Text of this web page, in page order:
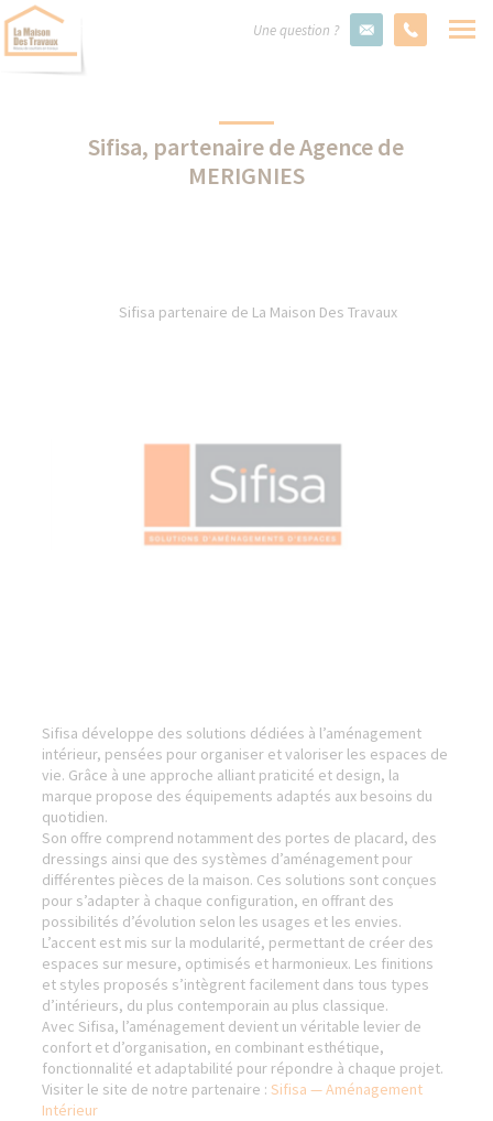
Une question ?
Sifisa, partenaire de Agence de
MERIGNIES
Sifisa partenaire de La Maison Des Travaux
Sifisa développe des solutions dédiées à l’aménagement
intérieur, pensées pour organiser et valoriser les espaces de
vie. Grâce à une approche alliant praticité et design, la
marque propose des équipements adaptés aux besoins du
quotidien.
Son offre comprend notamment des portes de placard, des
dressings ainsi que des systèmes d’aménagement pour
différentes pièces de la maison. Ces solutions sont conçues
pour s’adapter à chaque configuration, en offrant des
possibilités d’évolution selon les usages et les envies.
L’accent est mis sur la modularité, permettant de créer des
espaces sur mesure, optimisés et harmonieux. Les finitions
et styles proposés s’intègrent facilement dans tous types
d’intérieurs, du plus contemporain au plus classique.
Avec Sifisa, l’aménagement devient un véritable levier de
confort et d’organisation, en combinant esthétique,
fonctionnalité et adaptabilité pour répondre à chaque projet.
Visiter le site de notre partenaire :Sifisa — Aménagement
Intérieur